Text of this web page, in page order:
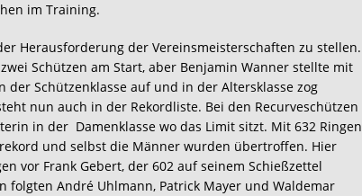
im Training.
Herausforderung der Vereinsmeisterschaften zu stellen.
Schützen am Start, aber Benjamin Wanner stellte mit
der Schützenklasse auf und in der Altersklasse zog
nun auch in der Rekordliste. Bei den Recurveschützen
in der Damenklasse wo das Limit sitzt. Mit 632 Ringen
und selbst die Männer wurden übertroffen. Hier
vor Frank Gebert, der 602 auf seinem Schießzettel
folgten André Uhlmann, Patrick Mayer und Waldemar